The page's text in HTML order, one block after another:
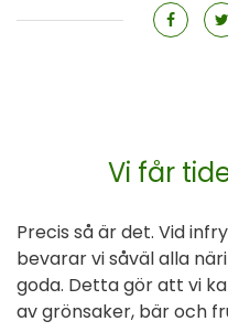
Vi får
Precis så är det. Vid
bevarar vi såväl alla
goda. Detta gör att vi
av grönsaker, bär och